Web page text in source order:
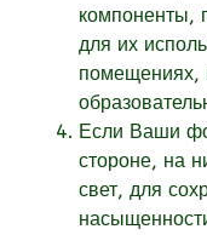
компоненты,
для их
помещениях,
Если Ваши
стороне, на
свет, для